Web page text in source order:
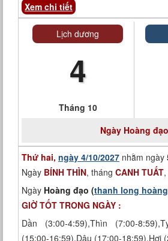
Xem chi tiết
Lịch dương
4
Tháng 10
Ngày Hoàng đạo
Thứ hai, ngày 4/10/2027 nhằm ngày
Ngày BÍNH THÌN, tháng CANH TUẤT
Ngày Hoàng đạo (thanh long
GIỜ TỐT TRONG NGÀY :
Dần (3:00-4:59),Thìn (7:00-
(15:00-16:59),Dậu (17:00-18:59),Hợi